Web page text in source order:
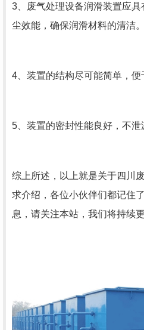
3、废气处理设备润滑装置应
尘效能，确保润滑材料的清洁。
4、装置的结构尽可能简单，便
5、装置的密封性能良好，不泄
综上所述，以上就是关于四川
求介绍，各位小伙伴们都记住
息，请关注本站，我们将持续更